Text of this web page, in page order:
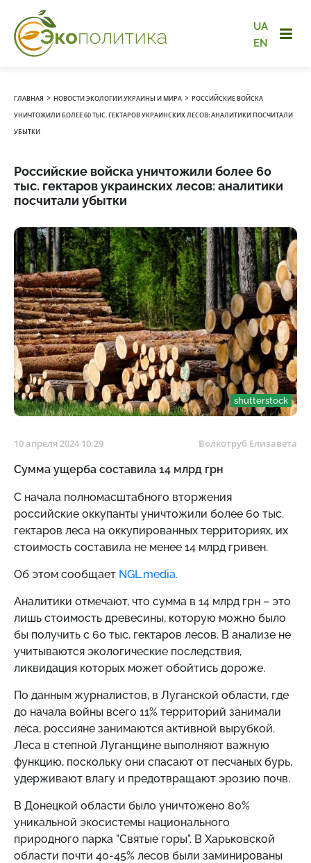
UA
EN
ГЛАВНАЯ › НОВОСТИ ЭКОЛОГИИ УКРАИНЫ И МИРА › РОССИЙСКИЕ ВОЙСКА
УНИЧТОЖИЛИ БОЛЕЕ 60 ТЫС. ГЕКТАРОВ УКРАИНСКИХ ЛЕСОВ: АНАЛИТИКИ ПОСЧИТАЛИ
УБЫТКИ
Российские войска уничтожили более 60
тыс. гектаров украинских лесов: аналитики
посчитали убытки
shutterstock
10 апреля 2024 10:29 Волкотруб Елизавета
Сумма ущерба составила 14 млрд грн
С начала полномасштабного вторжения
российские оккупанты уничтожили более 60 тыс.
гектаров леса на оккупированных территориях, их
стоимость составила не менее 14 млрд гривен.
Об этом сообщает NGL.media.
Аналитики отмечают, что сумма в 14 млрд грн – это
лишь стоимость древесины, которую можно было
бы получить с 60 тыс. гектаров лесов. В анализе не
учитываются экологические последствия,
ликвидация которых может обойтись дороже.
По данным журналистов, в Луганской области, где
до начала войны всего 11% территорий занимали
леса, россияне занимаются активной вырубкой.
Леса в степной Луганщине выполняют важную
функцию, поскольку они спасают от песчаных бурь,
удерживают влагу и предотвращают эрозию почв.
В Донецкой области было уничтожено 80%
уникальной экосистемы национального
природного парка "Святые горы". В Харьковской
области почти 40-45% лесов были заминированы